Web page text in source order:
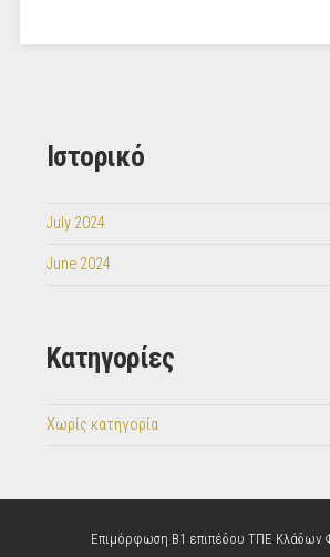
Ιστορικό
July 2024
June 2024
Kατηγορίες
Χωρίς κατηγορία
Επιμόρφωση Β1 επιπέδου ΤΠΕ Κλάδων